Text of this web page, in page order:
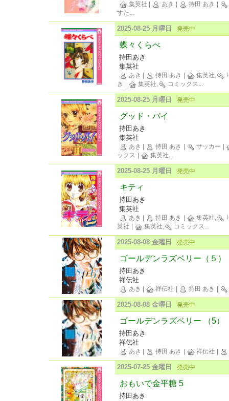
集英社 あき 持田 あき
すた...
2025-08-25 月曜日 発売中
蝶々くらべ
持田あき
集英社
あき 持田 あき 集英社,
き
集英社, コミックス...
2025-08-25 月曜日 発売中
グッド・バイ
持田あき
集英社
あき 持田 あき サッカー
ックス
集英社...
2025-08-25 月曜日 発売中
キティ
持田あき
集英社
あき 持田 あき 集英社,
英社
集英社, コミックス...
2025-08-08 金曜日 発売中
ゴールデンラズベリー（５
持田あき
祥伝社
あき 祥伝社 持田 あき
2025-08-08 金曜日 発売中
ゴールデンラズベリー （5）
持田あき
祥伝社
あき 持田 あき 祥伝社
2025-07-25 金曜日 発売中
おもいで金平糖 5
持田あき